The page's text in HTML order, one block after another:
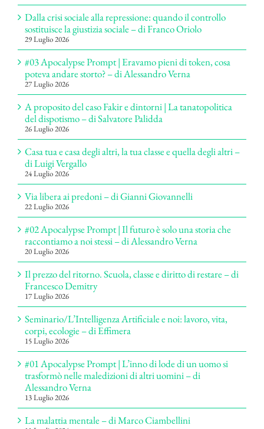
Dalla crisi sociale alla repressione: quando il controllo
sostituisce la giustizia sociale – di Franco Oriolo
29 Luglio 2026
#03 Apocalypse Prompt | Eravamo pieni di token, cosa
poteva andare storto? – di Alessandro Verna
27 Luglio 2026
A proposito del caso Fakir e dintorni | La tanatopolitica
del dispotismo – di Salvatore Palidda
26 Luglio 2026
Casa tua e casa degli altri, la tua classe e quella degli altri –
di Luigi Vergallo
24 Luglio 2026
Via libera ai predoni – di Gianni Giovannelli
22 Luglio 2026
#02 Apocalypse Prompt | Il futuro è solo una storia che
raccontiamo a noi stessi – di Alessandro Verna
20 Luglio 2026
Il prezzo del ritorno. Scuola, classe e diritto di restare – di
Francesco Demitry
17 Luglio 2026
Seminario/L’Intelligenza Artificiale e noi: lavoro, vita,
corpi, ecologie – di Effimera
15 Luglio 2026
#01 Apocalypse Prompt | L’inno di lode di un uomo si
trasformò nelle maledizioni di altri uomini – di
Alessandro Verna
13 Luglio 2026
La malattia mentale – di Marco Ciambellini